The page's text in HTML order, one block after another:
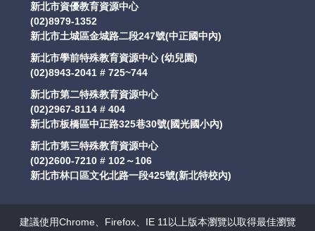
新北市資優教育資源中心
(02)8979-1352
新北市土城區金城路二段247號(中正國中內)
新北市學前特殊教育資源中心 (幼兒園)
(02)8943-2041 # 725~744
新北市第二特殊教育資源中心
(02)2967-8114 # 404
新北市板橋區中正路325巷30號(國光國小內)
新北市第三特殊教育資源中心
(02)2600-7210 # 102～106
新北市林口區文化北路一段425號(新北特校內)
建議使用Chrome、Firefox、IE 11以上版本瀏覽以取得最佳瀏覽